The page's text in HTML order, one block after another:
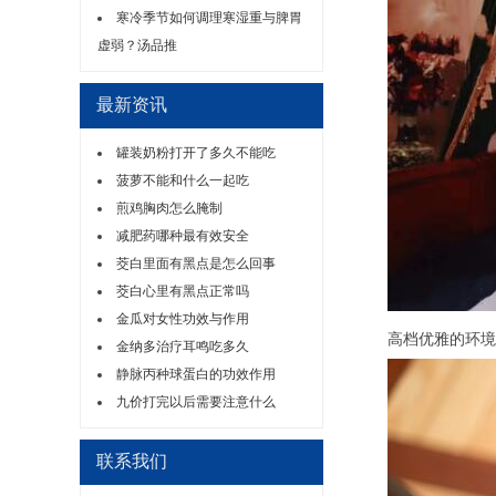
寒冷季节如何调理寒湿重与脾胃
虚弱？汤品推
最新资讯
罐装奶粉打开了多久不能吃
菠萝不能和什么一起吃
煎鸡胸肉怎么腌制
减肥药哪种最有效安全
茭白里面有黑点是怎么回事
茭白心里有黑点正常吗
金瓜对女性功效与作用
金纳多治疗耳鸣吃多久
静脉丙种球蛋白的功效作用
九价打完以后需要注意什么
联系我们
高档优雅的环境